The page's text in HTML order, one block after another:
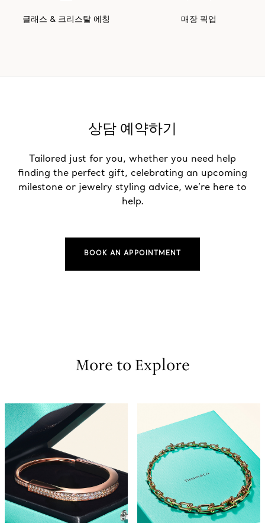
글래스 & 크리스탈 에칭 매장 픽업
상담 예약하기
Tailored just for you, whether you need help
finding the perfect gift, celebrating an upcoming
milestone or jewelry styling advice, we’re here to
help.
BOOK AN APPOINTMENT
More to Explore